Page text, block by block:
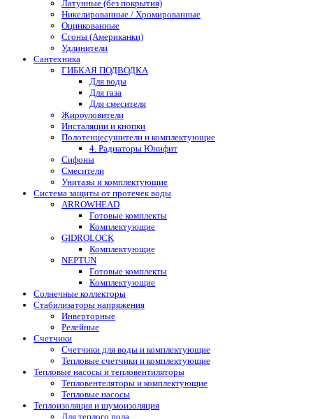
Латунные (без покрытия)
Никелированные / Хромированные
Оцинкованные
Сгоны (Американки)
Удлинители
Сантехника
ГИБКАЯ ПОДВОДКА
Для воды
Для газа
Для смесителя
Жироуловители
Инсталяции и кнопки
Полотенцесушители и комплектующие
4. Радиаторы Юнифит
Сифоны
Смесители
Унитазы и комплектующие
Система защиты от протечек воды
ARROWHEAD
Готовые комплекты
Комплектующие
GIDROLOCK
Комплектующие
NEPTUN
Готовые комплекты
Комплектующие
Солнечные коллекторы
Стабилизаторы напряжения
Инверторные
Релейные
Счетчики
Счетчики для воды и комплектующие
Тепловые счетчики и комплектующие
Тепловые насосы и тепловентиляторы
Тепловентеляторы и комплектующие
Тепловые насосы
Теплоизоляция и шумоизоляция
Для теплого пола